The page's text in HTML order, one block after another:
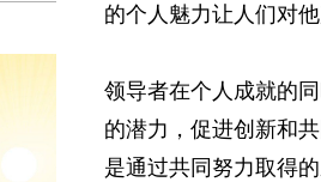
的个人魅力让人们对
领导者在个人成就的
的潜力，促进创新和
是通过共同努力取得的